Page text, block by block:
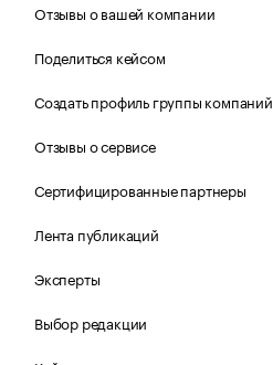
Отзывы о вашей компании
Поделиться кейсом
Создать профиль группы компаний
Отзывы о сервисе
Сертифицированные партнеры
Лента публикаций
Эксперты
Выбор редакции